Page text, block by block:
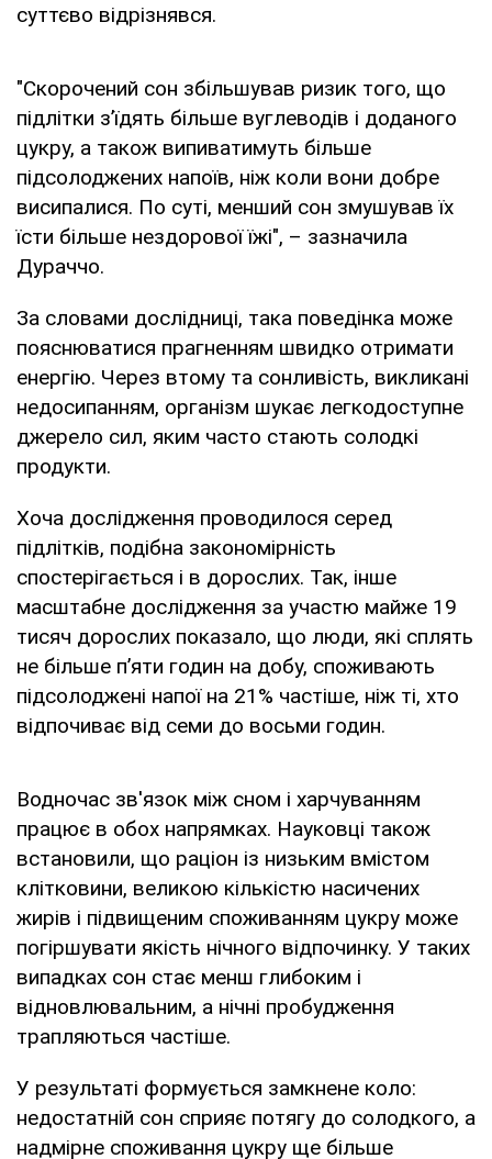
суттєво відрізнявся.
"Скорочений сон збільшував ризик того, що
підлітки з’їдять більше вуглеводів і доданого
цукру, а також випиватимуть більше
підсолоджених напоїв, ніж коли вони добре
висипалися. По суті, менший сон змушував їх
їсти більше нездорової їжі", – зазначила
Дураччо.
За словами дослідниці, така поведінка може
пояснюватися прагненням швидко отримати
енергію. Через втому та сонливість, викликані
недосипанням, організм шукає легкодоступне
джерело сил, яким часто стають солодкі
продукти.
Хоча дослідження проводилося серед
підлітків, подібна закономірність
спостерігається і в дорослих. Так, інше
масштабне дослідження за участю майже 19
тисяч дорослих показало, що люди, які сплять
не більше п’яти годин на добу, споживають
підсолоджені напої на 21% частіше, ніж ті, хто
відпочиває від семи до восьми годин.
Водночас зв'язок між сном і харчуванням
працює в обох напрямках. Науковці також
встановили, що раціон із низьким вмістом
клітковини, великою кількістю насичених
жирів і підвищеним споживанням цукру може
погіршувати якість нічного відпочинку. У таких
випадках сон стає менш глибоким і
відновлювальним, а нічні пробудження
трапляються частіше.
У результаті формується замкнене коло:
недостатній сон сприяє потягу до солодкого, а
надмірне споживання цукру ще більше